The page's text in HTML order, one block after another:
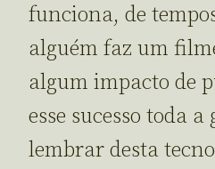
funciona, de
alguém faz um
algum impacto de
esse sucesso toda
lembrar desta